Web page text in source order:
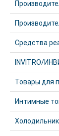
Средства
INVITRO/
Товары для
Интимные